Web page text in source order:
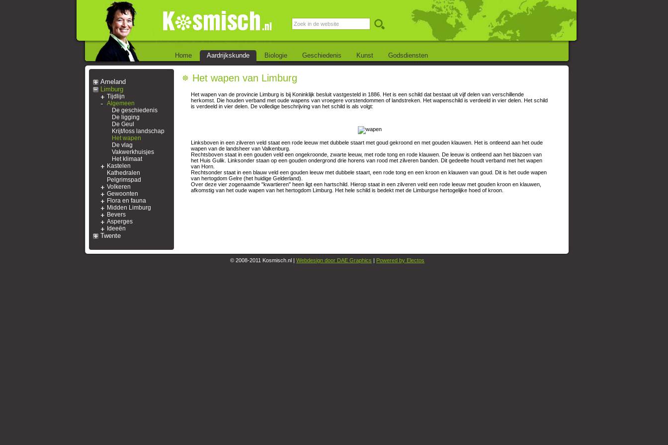
Home Aardrijkskunde Biologie Geschiedenis Kunst Godsdiensten
Ameland
Limburg
Tijdlijn
Algemeen
De geschiedenis
De ligging
De Geul
Krijt/loss landschap
Het wapen
De vlag
Vakwerkhuisjes
Het klimaat
Kastelen
Kathedralen
Pelgrimspad
Volkeren
Gewoonten
Flora en fauna
Midden Limburg
Bevers
Asperges
Ideeën
Twente
Het wapen van Limburg
Het wapen van de provincie Limburg is bij Koninklijk besluit vastgesteld in 1886. Het is een schild dat bestaat uit vijf delen van verschillende
herkomst. Die houden verband met oude wapens van vroegere vorstendommen of landstreken. Het wapenschild is verdeeld in vier delen. Het schild
is verdeeld in vier delen. De volledige beschrijving van het schild is als volgt:
Linksboven in een zilveren veld staat een rode leeuw met dubbele staart met goud gekroond en met gouden klauwen. Het is ontleend aan het oude
wapen van de landsheer van Valkenburg.
Rechtsboven staat in een gouden veld een ongekroonde, zwarte leeuw, met rode tong en rode klauwen. De leeuw is ontleend aan het blazoen van
het Huis Gulik. Linksonder staan op een gouden ondergrond drie horens van rood met zilveren banden. Dit gedeelte houdt verband met het wapen
van Horn.
Rechtsonder staat in een blauw veld een gouden leeuw met dubbele staart, een rode tong en een kroon en klauwen van goud. Dit is het oude wapen
van hertogdom Gelre (het huidige Gelderland).
Over deze vier zogenaamde "kwartieren" heen ligt een hartschild. Hierop staat in een zilveren veld een rode leeuw met gouden kroon en klauwen,
afkomstig van het oude wapen van het hertogdom Limburg. Het hele schild is bedekt met de Limburgse hertogelijke hoed of kroon.
© 2008-2011 Kosmisch.nl |Webdesign door DAE Graphics | Powered by Electos